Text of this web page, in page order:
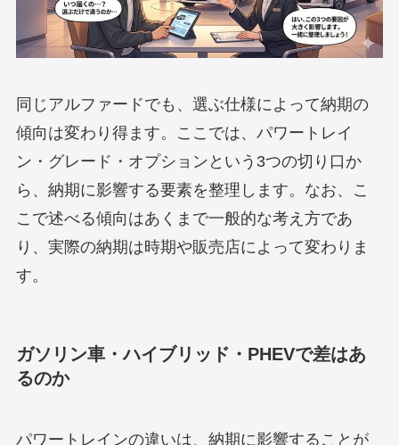
同じアルファードでも、選ぶ仕様によって納期の
傾向は変わり得ます。ここでは、パワートレイ
ン・グレード・オプションという3つの切り口か
ら、納期に影響する要素を整理します。なお、こ
こで述べる傾向はあくまで一般的な考え方であ
り、実際の納期は時期や販売店によって変わりま
す。
ガソリン車・ハイブリッド・PHEVで差はあ
るのか
パワートレインの違いは、納期に影響することが